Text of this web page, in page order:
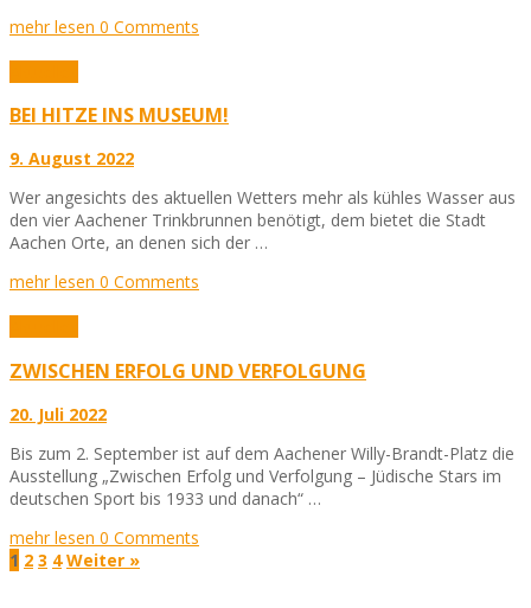
mehr lesen 0 Comments
BEI HITZE INS MUSEUM!
9. August 2022
Wer angesichts des aktuellen Wetters mehr als kühles Wasser aus
den vier Aachener Trinkbrunnen benötigt, dem bietet die Stadt
Aachen Orte, an denen sich der …
mehr lesen 0 Comments
ZWISCHEN ERFOLG UND VERFOLGUNG
20. Juli 2022
Bis zum 2. September ist auf dem Aachener Willy-Brandt-Platz die
Ausstellung „Zwischen Erfolg und Verfolgung – Jüdische Stars im
deutschen Sport bis 1933 und danach“ …
mehr lesen 0 Comments
1 2 3 4 Weiter »